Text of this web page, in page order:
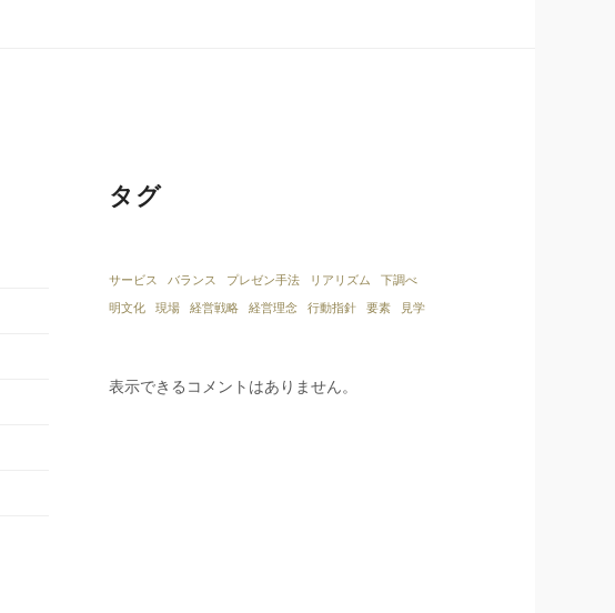
タグ
サービス バランス プレゼン手法 リアリズム 下調べ
明文化 現場 経営戦略 経営理念 行動指針 要素 見学
表示できるコメントはありません。